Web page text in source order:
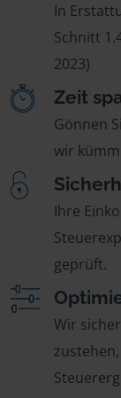
In
Schnitt
2023)
Zeit
Gönnen
wir
Ihre
geprüft.
Wir